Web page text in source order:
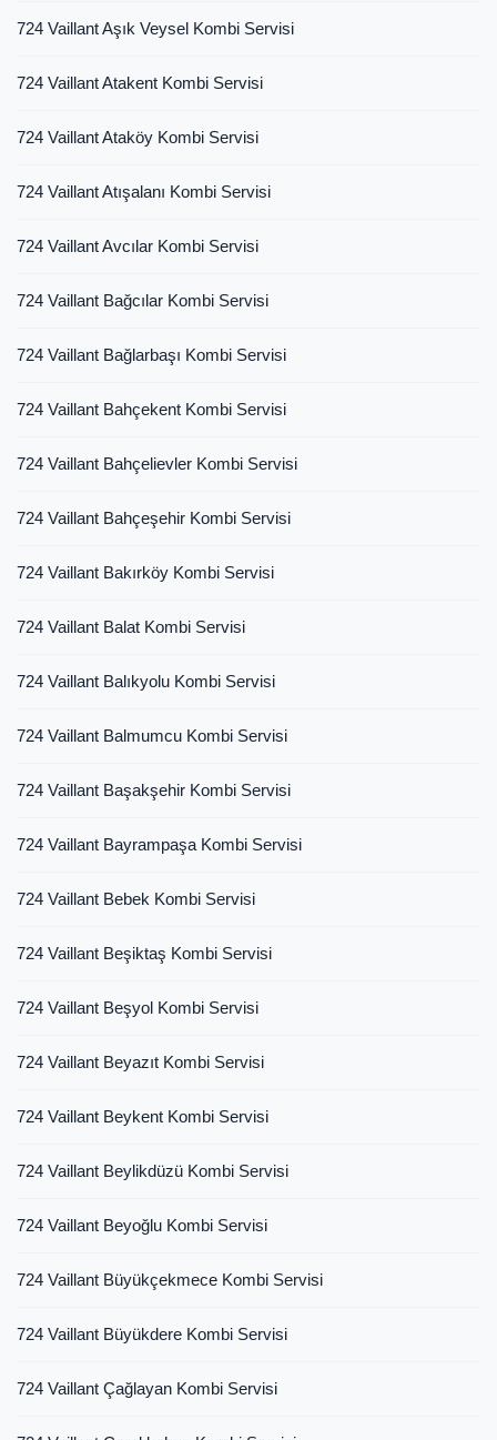
724 Vaillant Aşık Veysel Kombi Servisi
724 Vaillant Atakent Kombi Servisi
724 Vaillant Ataköy Kombi Servisi
724 Vaillant Atışalanı Kombi Servisi
724 Vaillant Avcılar Kombi Servisi
724 Vaillant Bağcılar Kombi Servisi
724 Vaillant Bağlarbaşı Kombi Servisi
724 Vaillant Bahçekent Kombi Servisi
724 Vaillant Bahçelievler Kombi Servisi
724 Vaillant Bahçeşehir Kombi Servisi
724 Vaillant Bakırköy Kombi Servisi
724 Vaillant Balat Kombi Servisi
724 Vaillant Balıkyolu Kombi Servisi
724 Vaillant Balmumcu Kombi Servisi
724 Vaillant Başakşehir Kombi Servisi
724 Vaillant Bayrampaşa Kombi Servisi
724 Vaillant Bebek Kombi Servisi
724 Vaillant Beşiktaş Kombi Servisi
724 Vaillant Beşyol Kombi Servisi
724 Vaillant Beyazıt Kombi Servisi
724 Vaillant Beykent Kombi Servisi
724 Vaillant Beylikdüzü Kombi Servisi
724 Vaillant Beyoğlu Kombi Servisi
724 Vaillant Büyükçekmece Kombi Servisi
724 Vaillant Büyükdere Kombi Servisi
724 Vaillant Çağlayan Kombi Servisi